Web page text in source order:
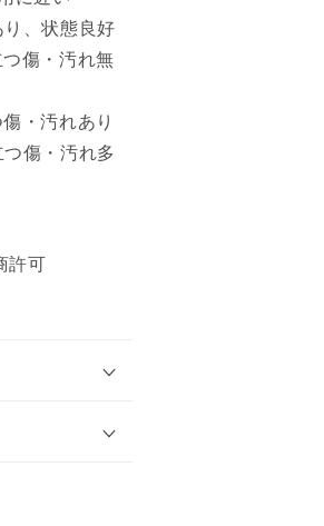
り、状態良好
つ傷・汚れ無
・汚れあり
つ傷・汚れ多
許可